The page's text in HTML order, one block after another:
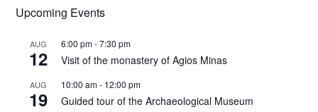
Upcoming Events
AUG
12
6:00 pm-7:30 pm
Visit of the monastery of Agios Minas
AUG
19
10:00 am- 12:00 pm
Guided tour of the Archaeological Museum